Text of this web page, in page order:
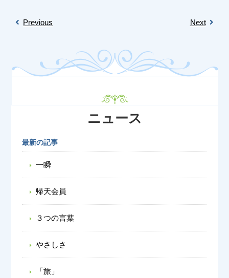
Previous Next
ニュース
最新の記事
一瞬
帰天会員
３つの言葉
やさしさ
「旅」